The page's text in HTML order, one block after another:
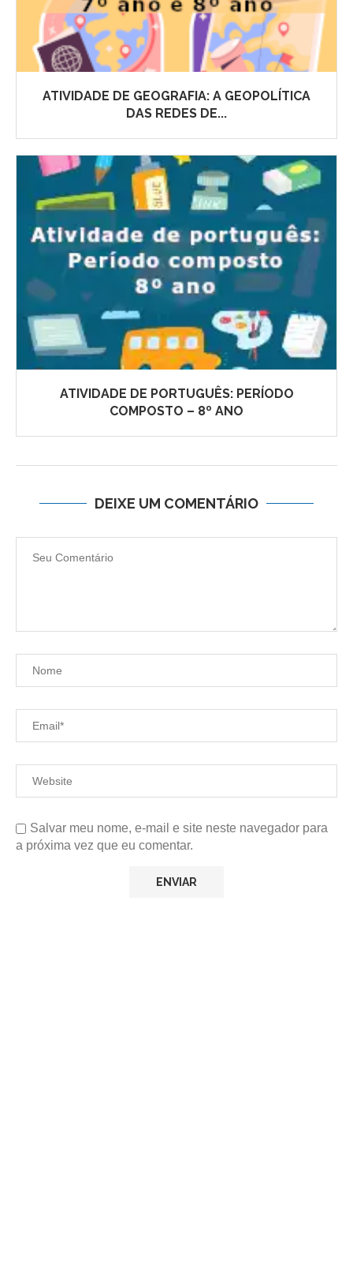
ATIVIDADE DE GEOGRAFIA: A GEOPOLÍTICA
DAS REDES DE...
ATIVIDADE DE PORTUGUÊS: PERÍODO
COMPOSTO – 8º ANO
DEIXE UM COMENTÁRIO
Salvar meu nome, e-mail e site neste navegador para
a próxima vez que eu comentar.